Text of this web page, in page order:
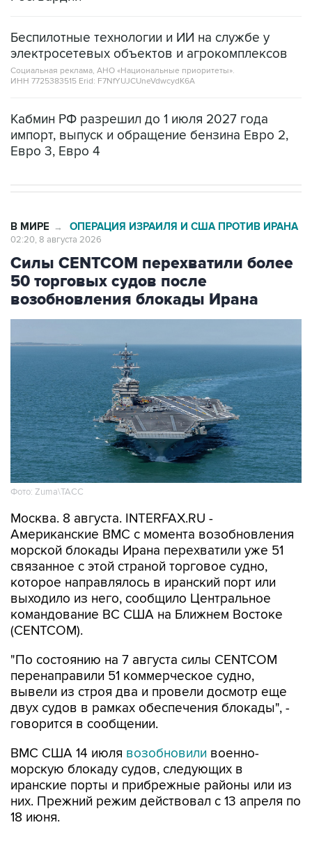
Беспилотные технологии и ИИ на службе у
Социальная реклама, АНО «Национальные приоритеты».
ИНН 7725383515 Erid: F7NfYUJCUneVdwcydK6A
Кабмин РФ разрешил до 1 июля 2027 года
Евро 3, Евро 4
Силы CENTCOM перехватили более
50 торговых судов после
возобновления блокады Ирана
Фото: Zuma\ТАСС
Москва. 8 августа. INTERFAX.RU -
морской блокады Ирана перехватили уже 51
связанное с этой страной торговое судно,
которое направлялось в иранский порт или
выходило из него, сообщило Центральное
командование ВС США на Ближнем Востоке
(CENTCOM).
"По состоянию на 7 августа силы CENTCOM
вывели из строя два и провели досмотр еще
двух судов в рамках обеспечения блокады", -
говорится в сообщении.
ВМС США 14 июлявозобновили
иранские порты и прибрежные районы или из
них. Прежний режим действовал с 13 апреля по
18 июня.
За два месяца силы Центрального